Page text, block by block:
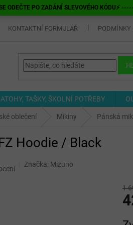
ODEČTE PO ZADÁNÍ SLEVOVÉHO KÓDU⚡
KONTAKTNÍ FORMULÁŘ PODMÍNKY
TAŠKY, ŠKOLNÍ POTŘEBY
oblečení Mikiny Pánská
Hoodie / Black
Značka: Mizuno
1